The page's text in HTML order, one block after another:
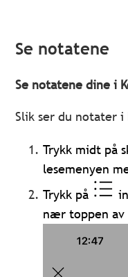
Se notatene
Se notatene dine i
Slik ser du notater i
Trykk midt på
lesemenyen
Trykk på
nær toppen av